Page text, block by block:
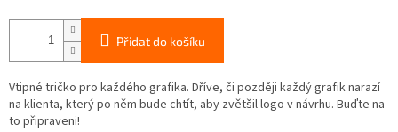
Přidat do košíku
Vtipné tričko pro každého grafika. Dříve, či později každý grafik narazí
na klienta, který po něm bude chtít, aby zvětšil logo v návrhu. Buďte na
to připraveni!